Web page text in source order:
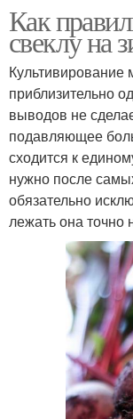
Как
свеклу на
Культивирование
приблизительно
выводов не
подавляющее
сходится к
нужно после
обязательно
лежать она точно